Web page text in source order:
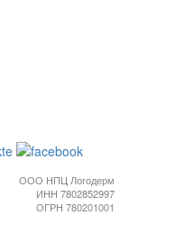
ООО НПЦ Логодерм
ИНН 7802852997
ОГРН 780201001